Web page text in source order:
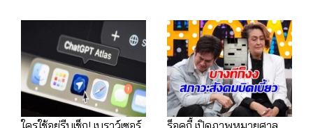
ใครใช้อยู่รีบเช็ก! เบราว์เซอร์
ร็อคกี้ เปิดภาพหมายศาล